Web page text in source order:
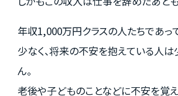
年収1,000万円クラスの人たちであっ
少なく、将来の不安を抱えている人は
ん。
老後や子どものことなどに不安を覚